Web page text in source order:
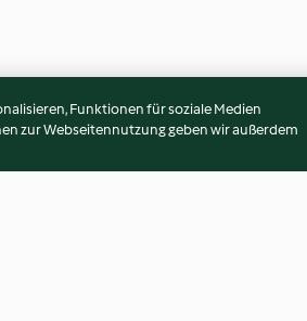
Funktionen für soziale Medien
zur Webseitennutzung geben wir außerdem